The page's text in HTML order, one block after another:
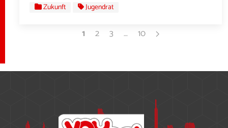
Zukunft
Jugendrat
1 2 3 … 10